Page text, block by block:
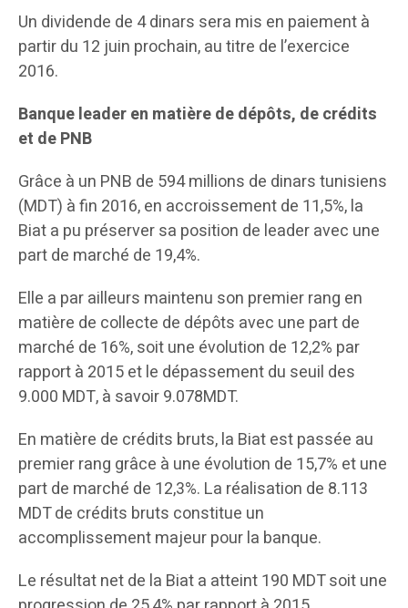
Un dividende de 4 dinars sera mis en paiement à
partir du 12 juin prochain, au titre de l’exercice
2016.
Banque leader en matière de dépôts, de crédits
et de PNB
Grâce à un PNB de 594 millions de dinars tunisiens
(MDT) à fin 2016, en accroissement de 11,5%, la
Biat a pu préserver sa position de leader avec une
part de marché de 19,4%.
Elle a par ailleurs maintenu son premier rang en
matière de collecte de dépôts avec une part de
marché de 16%, soit une évolution de 12,2% par
rapport à 2015 et le dépassement du seuil des
9.000 MDT, à savoir 9.078MDT.
En matière de crédits bruts, la Biat est passée au
premier rang grâce à une évolution de 15,7% et une
part de marché de 12,3%. La réalisation de 8.113
MDT de crédits bruts constitue un
accomplissement majeur pour la banque.
Le résultat net de la Biat a atteint 190 MDT soit une